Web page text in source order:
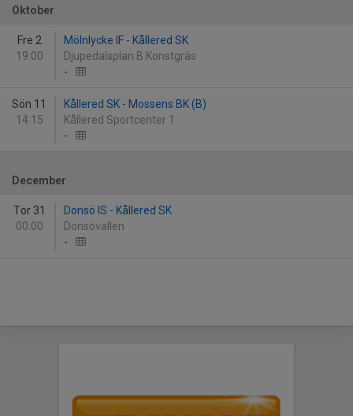
Oktober
Fre 2
19:00
Mölnlycke IF - Kållered SK
Djupedalsplan B Konstgräs
-
Sön 11
14:15
Kållered SK - Mossens BK (B)
Kållered Sportcenter 1
-
December
Tor 31
00:00
Donsö IS - Kållered SK
Donsövallen
-